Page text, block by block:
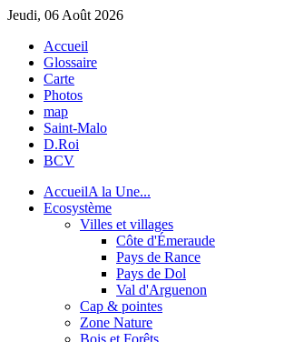
Jeudi, 06 Août 2026
Accueil
Glossaire
Carte
Photos
map
Saint-Malo
D.Roi
BCV
AccueilA la Une...
Ecosystème
Villes et villages
Côte d'Émeraude
Pays de Rance
Pays de Dol
Val d'Arguenon
Cap & pointes
Zone Nature
Bois et Forêts